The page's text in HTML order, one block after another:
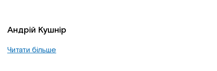
Андрій Кушнір
Читати більше